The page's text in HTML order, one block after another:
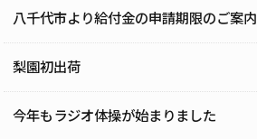
八千代市より給付金の申請期限のご案内
梨園初出荷
今年もラジオ体操が始まりました